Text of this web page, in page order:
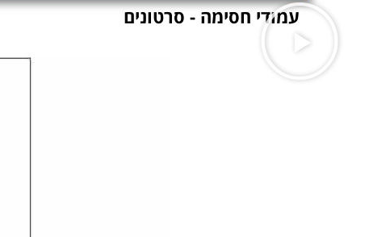
עמודי חסימה - סרטונים